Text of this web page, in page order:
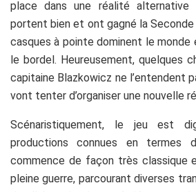
place dans une réalité
portent bien et ont gagné la Seconde
casques à pointe dominent le
le bordel. Heureusement, quelques
capitaine Blazkowicz ne l’entendent
vont tenter d’organiser une nouvelle
Scénaristiquement, le jeu est
productions connues en
commence de façon très classique
pleine guerre, parcourant diverses